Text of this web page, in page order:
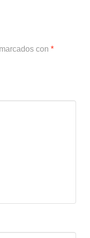
con *